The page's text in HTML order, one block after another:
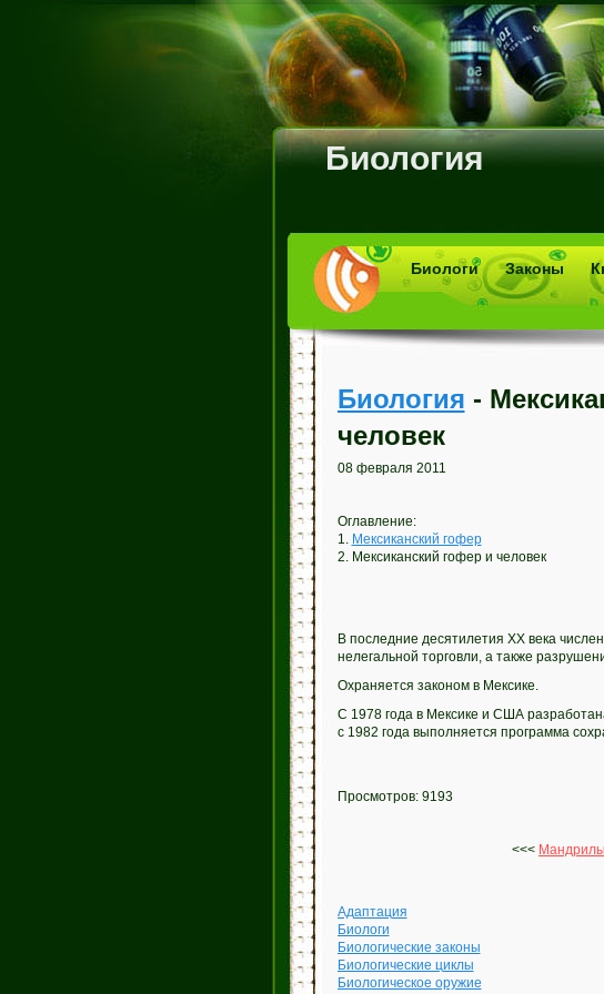
Биология
Биологи Законы
Биология -
человек
08 февраля 2011
Оглавление:
1. Мексиканский гофер
2. Мексиканский гофер и человек
В последние десятилетия XX века
нелегальной торговли, а также
Охраняется законом в Мексике.
С 1978 года в Мексике и США
с 1982 года выполняется программа
Просмотров: 9193
<<< Мандрилы
Адаптация
Биологи
Биологические законы
Биологические циклы
Биологическое оружие